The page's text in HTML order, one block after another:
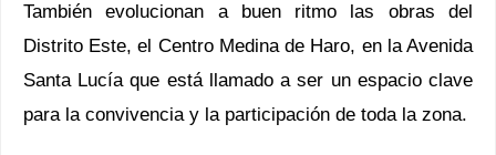
También evolucionan a buen ritmo las obras del
Distrito Este, el Centro Medina de Haro, en la Avenida
Santa Lucía que está llamado a ser un espacio clave
para la convivencia y la participación de toda la zona.